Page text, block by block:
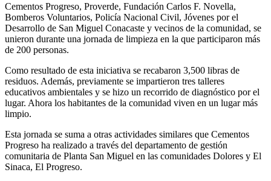
Cementos Progreso, Proverde, Fundación Carlos F. Novella,
Bomberos Voluntarios, Policía Nacional Civil, Jóvenes por el
Desarrollo de San Miguel Conacaste y vecinos de la comunidad, se
unieron durante una jornada de limpieza en la que participaron más
de 200 personas.
Como resultado de esta iniciativa se recabaron 3,500 libras de
residuos. Además, previamente se impartieron tres talleres
educativos ambientales y se hizo un recorrido de diagnóstico por el
lugar. Ahora los habitantes de la comunidad viven en un lugar más
limpio.
Esta jornada se suma a otras actividades similares que Cementos
Progreso ha realizado a través del departamento de gestión
comunitaria de Planta San Miguel en las comunidades Dolores y El
Sinaca, El Progreso.